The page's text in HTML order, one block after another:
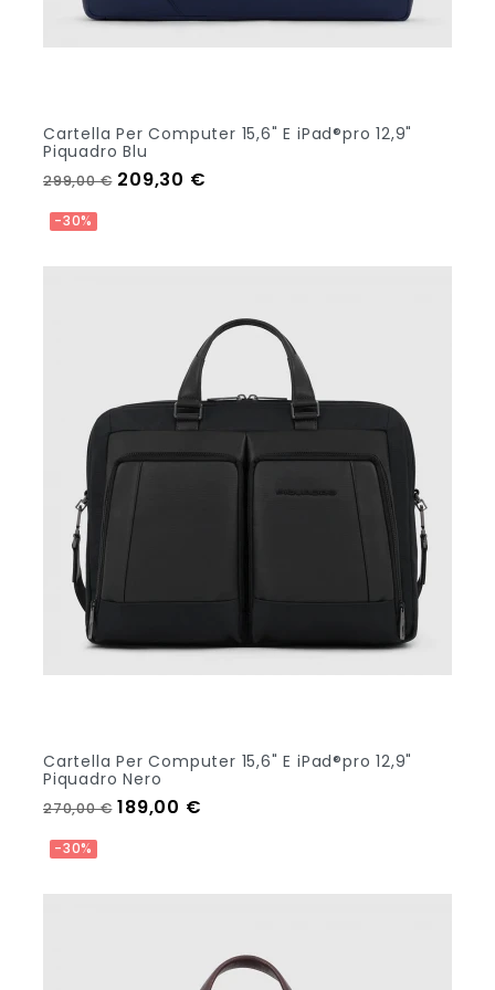
Cartella Per Computer 15,6" E iPad®pro 12,9"
Piquadro Blu
Prezzo regolare
299,00 € Prezzo
209,30 €
-30%
Cartella Per Computer 15,6" E iPad®pro 12,9"
Piquadro Nero
Prezzo regolare
270,00 € Prezzo
189,00 €
-30%